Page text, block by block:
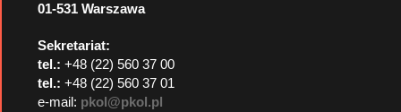
01-531 Warszawa
Sekretariat:
tel.: +48 (22) 560 37 00
tel.: +48 (22) 560 37 01
e-mail: pkol@pkol.pl